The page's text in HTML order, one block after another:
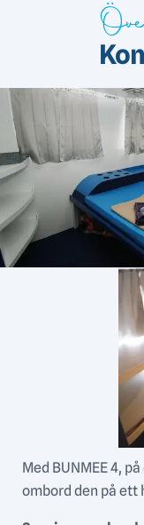
Med BUNMEE 4,
ombord den på ett